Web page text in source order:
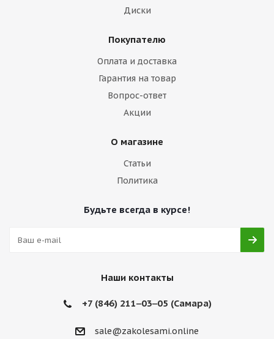
Диски
Покупателю
Оплата и доставка
Гарантия на товар
Вопрос-ответ
Акции
О магазине
Статьи
Политика
Будьте всегда в курсе!
Наши контакты
+7 (846) 211‒03‒05 (Самара)
sale@zakolesami.online